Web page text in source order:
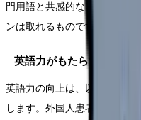
門用語と共感的な表現さえ身
ンは取れるものです」と語っ
英語力がもたらす臨床上の
英語力の向上は、以下のよう
します。外国人患者との信頼